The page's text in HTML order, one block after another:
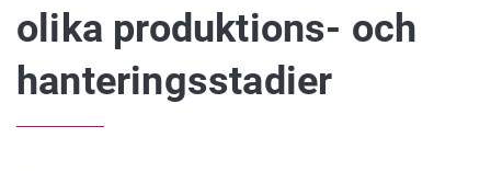
olika produktions- och
hanteringsstadier